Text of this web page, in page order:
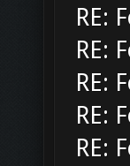
RE:
RE:
RE:
RE:
RE: